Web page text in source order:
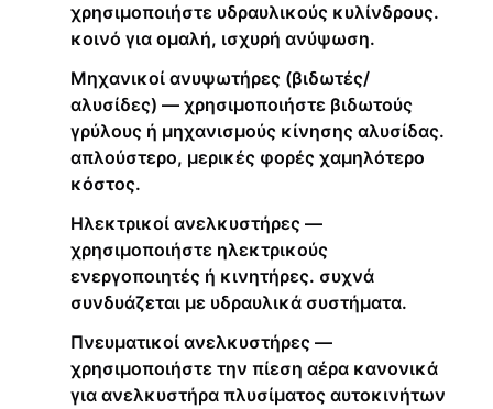
χρησιμοποιήστε υδραυλικούς κυλίνδρους.
κοινό για ομαλή, ισχυρή ανύψωση.
Μηχανικοί ανυψωτήρες (βιδωτές/
αλυσίδες) — χρησιμοποιήστε βιδωτούς
γρύλους ή μηχανισμούς κίνησης αλυσίδας.
απλούστερο, μερικές φορές χαμηλότερο
κόστος.
Ηλεκτρικοί ανελκυστήρες —
χρησιμοποιήστε ηλεκτρικούς
ενεργοποιητές ή κινητήρες. συχνά
συνδυάζεται με υδραυλικά συστήματα.
Πνευματικοί ανελκυστήρες —
χρησιμοποιήστε την πίεση αέρα κανονικά
για ανελκυστήρα πλυσίματος αυτοκινήτων